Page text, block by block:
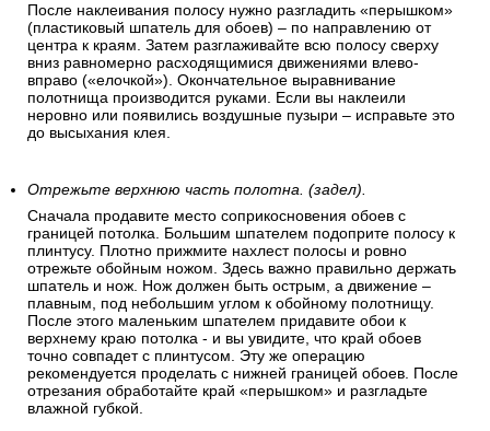
После наклеивания полосу нужно разгладить «перышком»
(пластиковый шпатель для обоев) – по направлению от
центра к краям. Затем разглаживайте всю полосу сверху
вниз равномерно расходящимися движениями влево-
вправо («елочкой»). Окончательное выравнивание
полотнища производится руками. Если вы наклеили
неровно или появились воздушные пузыри – исправьте это
до высыхания клея.
Отрежьте верхнюю часть полотна. (задел).
Сначала продавите место соприкосновения обоев с
границей потолка. Большим шпателем подоприте полосу к
плинтусу. Плотно прижмите нахлест полосы и ровно
отрежьте обойным ножом. Здесь важно правильно держать
шпатель и нож. Нож должен быть острым, а движение –
плавным, под небольшим углом к обойному полотнищу.
После этого маленьким шпателем придавите обои к
верхнему краю потолка - и вы увидите, что край обоев
точно совпадет с плинтусом. Эту же операцию
рекомендуется проделать с нижней границей обоев. После
отрезания обработайте край «перышком» и разгладьте
влажной губкой.